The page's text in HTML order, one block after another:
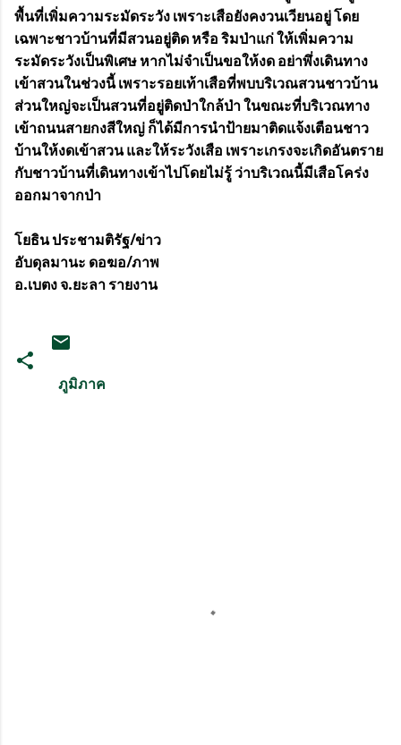
พื้นที่เพิ่มความระมัดระวัง เพราะเสือยังคงวนเวียนอยู่ โดย
เฉพาะชาวบ้านที่มีสวนอยู่ติด หรือ ริมป่าแก่ ให้เพิ่มความ
ระมัดระวังเป็นพิเศษ หากไม่จำเป็นขอให้งด อย่าพึ่งเดินทาง
เข้าสวนในช่วงนี้ เพราะรอยเท้าเสือที่พบบริเวณสวนชาวบ้าน
ส่วนใหญ่จะเป็นสวนที่อยู่ติดป่าใกล้ป่า ในขณะที่บริเวณทาง
เข้าถนนสายกงสีใหญ่ ก็ได้มีการนำป้ายมาติดแจ้งเตือนชาว
บ้านให้งดเข้าสวน และให้ระวังเสือ เพราะเกรงจะเกิดอันตราย
กับชาวบ้านที่เดินทางเข้าไปโดยไม่รู้ ว่าบริเวณนี้มีเสือโคร่ง
ออกมาจากป่า
โยธิน ประชามติรัฐ/ข่าว
อับดุลมานะ ดอฆอ/ภาพ
อ.เบตง จ.ยะลา รายงาน
ภูมิภาค